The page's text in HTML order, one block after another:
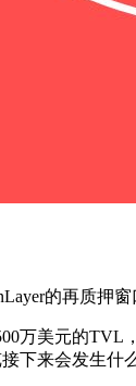
的再质押
万美元的TVL
下来会发生什么